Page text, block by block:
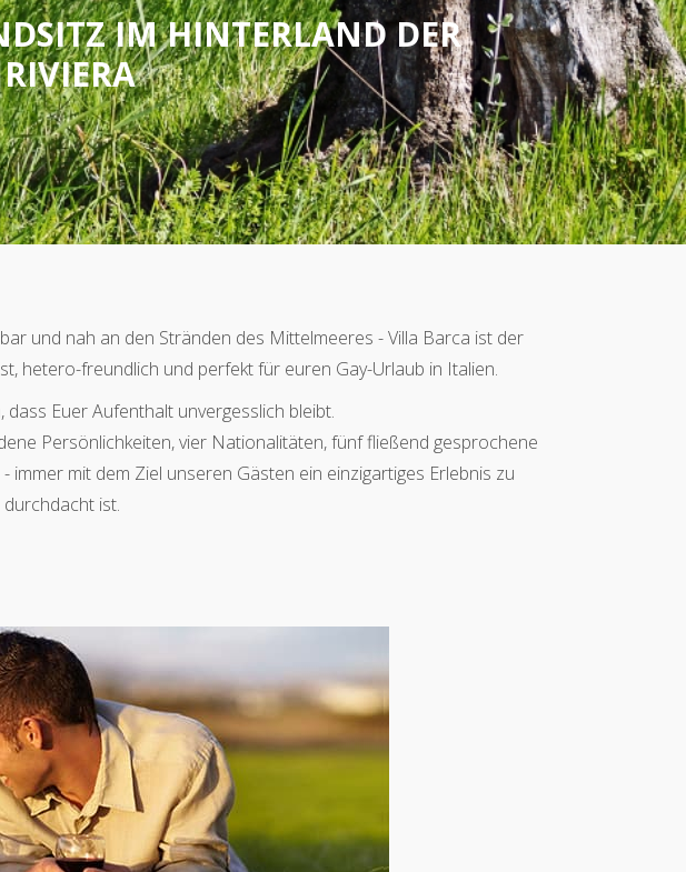
IM HINTERLAND DER
und nah an den Stränden des Mittelmeeres - Villa Barca ist der
hetero-freundlich und perfekt für euren Gay-Urlaub in Italien.
Euer Aufenthalt unvergesslich bleibt.
Persönlichkeiten, vier Nationalitäten, fünf fließend gesprochene
mit dem Ziel unseren Gästen ein einzigartiges Erlebnis zu
ist.